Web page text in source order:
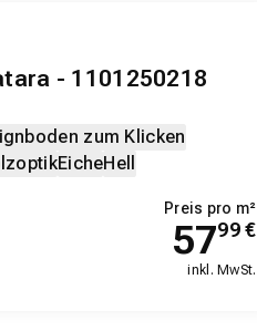
- 1101250218
zum Klicken
EicheHell
Preis pro m²
5799€
inkl. MwSt.